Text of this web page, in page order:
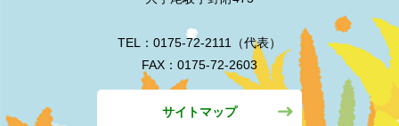
TEL：0175-72-2111（代表）
FAX：0175-72-2603
サイトマップ